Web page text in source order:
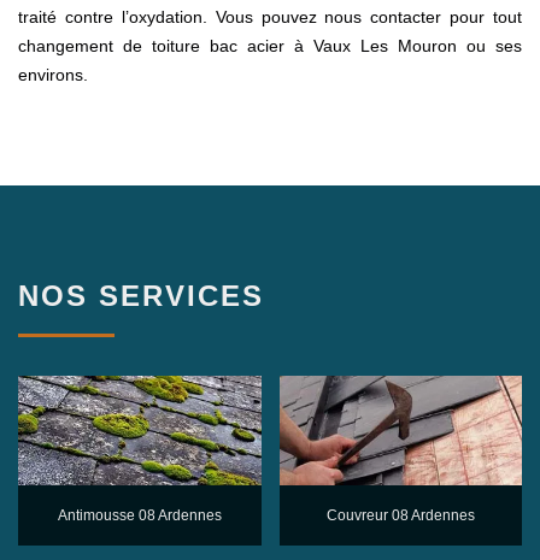
traité contre l’oxydation. Vous pouvez nous contacter pour tout
changement de toiture bac acier à Vaux Les Mouron ou ses
environs.
NOS SERVICES
Antimousse 08 Ardennes Couvreur 08 Ardennes